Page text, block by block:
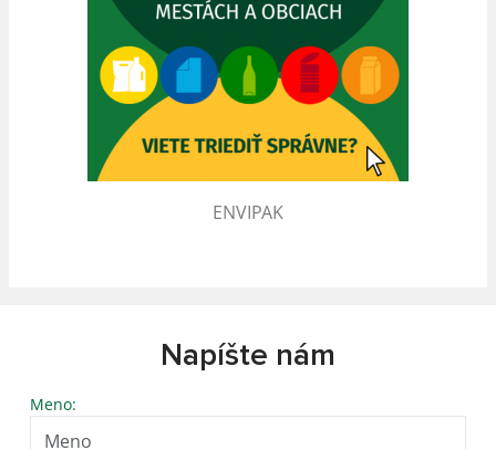
ENVIPAK
Napíšte nám
Meno: